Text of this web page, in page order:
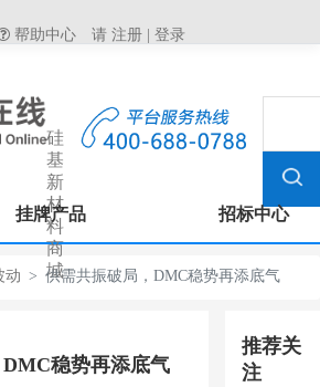
帮助中心 请 注册 登录
硅
基
新
材
料
商
城
挂牌产品 招标中心
动 供需共振破局，DMC稳势再添底气
稳势再添底气
推荐关
注